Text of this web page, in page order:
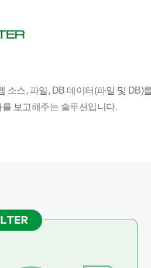
소스, 파일, DB 데이터(파일 및 DB)
보고해주는 솔루션입니다.